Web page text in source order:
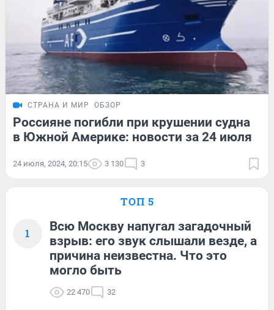
СТРАНА И МИР ОБЗОР
Россияне погибли при крушении судна
в Южной Америке: новости за 24 июля
24 июля, 2024, 20:15 3 130 3
ТОП 5
1
Всю Москву напугал загадочный
взрыв: его звук слышали везде, а
причина неизвестна. Что это
могло быть
22 470 32